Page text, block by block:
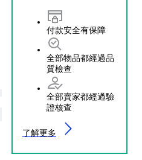
付款安全有保障
全部物品都經過品
質檢查
全部賣家都經過驗
證核查
了解更多